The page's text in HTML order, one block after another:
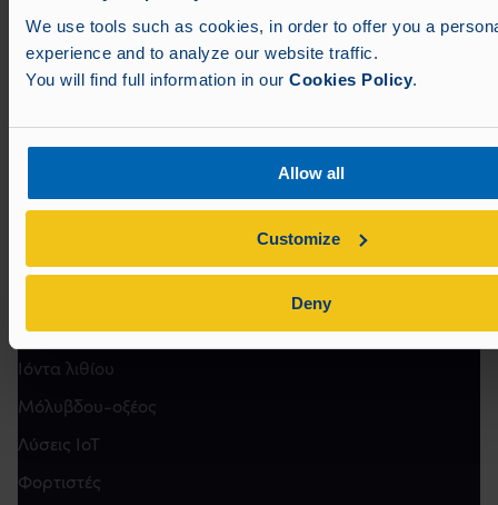
We use tools such as cookies, in order to offer you a
experience and to analyze our website traffic.
You will find full information in our Cookies Policy.
Allow all
Customize
Deny
Έξυπνη ενέργεια
Ιόντα λιθίου
Μόλυβδου-οξέος
Λύσεις IoT
Φορτιστές